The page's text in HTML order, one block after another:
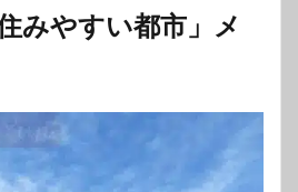
みやすい都市」メ